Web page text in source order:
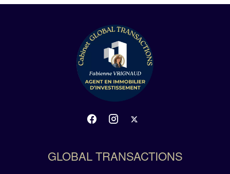
GLOBAL TRANSACTIONS